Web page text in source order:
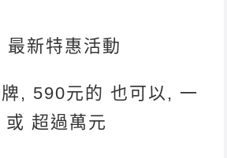
最新特惠活動
, 590元的 也可以, 一
超過萬元